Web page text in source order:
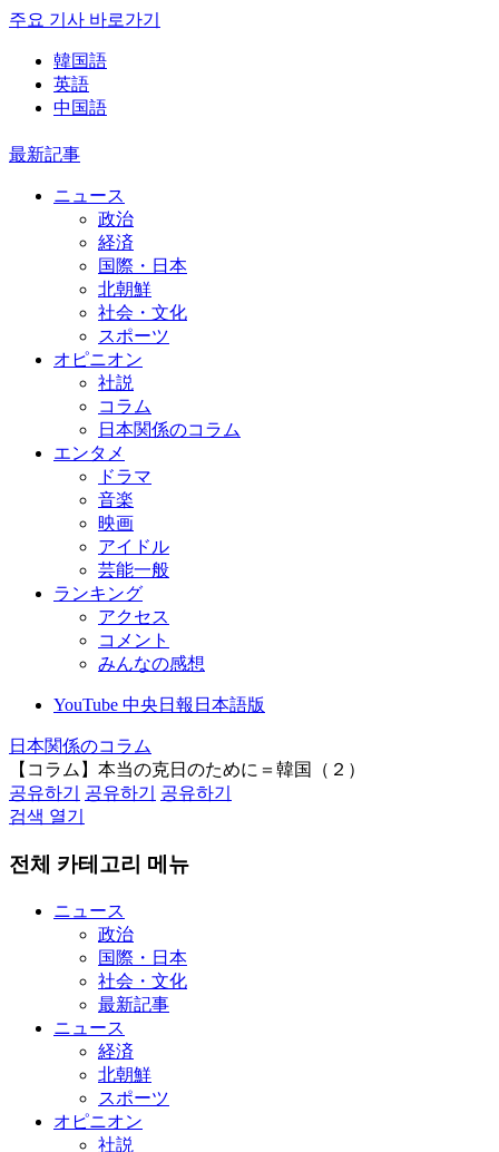
주요 기사 바로가기
韓国語
英語
中国語
最新記事
ニュース
政治
経済
国際・日本
北朝鮮
社会・文化
スポーツ
オピニオン
社説
コラム
日本関係のコラム
エンタメ
ドラマ
音楽
映画
アイドル
芸能一般
ランキング
アクセス
コメント
みんなの感想
YouTube 中央日報日本語版
日本関係のコラム
【コラム】本当の克日のために＝韓国（２）
공유하기
공유하기
공유하기
검색 열기
전체 카테고리 메뉴
ニュース
政治
国際・日本
社会・文化
最新記事
ニュース
経済
北朝鮮
スポーツ
オピニオン
社説